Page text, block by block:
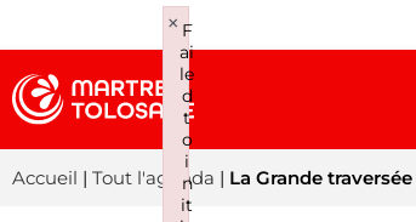
Accueil | Tout l'agenda | La Grande
F
ai
le
d
t
o
i
n
it
×